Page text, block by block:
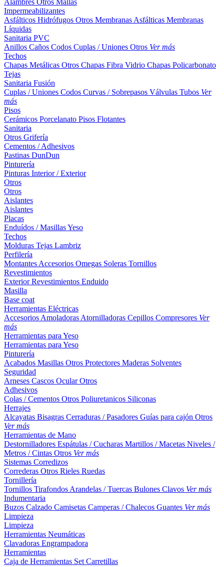
Alambres Otros Mallas
Impermeabilizantes
Asfálticos Hidrófugos Otros Membranas Asfálticas Membranas
Líquidas
Sanitaria PVC
Anillos Caños Codos Cuplas / Uniones Otros Ver más
Techos
Chapas Metálicas Otros Chapas Fibra Vidrio Chapas Policarbonato
Tejas
Sanitaria Fusión
Cuplas / Uniones Codos Curvas / Sobrepasos Válvulas Tubos Ver
más
Pisos
Cerámicos Porcelanato Pisos Flotantes
Sanitaria
Otros Grifería
Cementos / Adhesivos
Pastinas DunDun
Pinturería
Pinturas Interior / Exterior
Otros
Otros
Aislantes
Aislantes
Placas
Enduídos / MasillasYeso
Techos
Molduras Tejas Lambriz
Perfilería
Montantes Accesorios Omegas Soleras Tornillos
Revestimientos
ExteriorRevestimientos Enduido
Masilla
Base coat
Herramientas Eléctricas
Accesorios Amoladoras Atornilladoras Cepillos Compresores Ver
más
Herramientas para Yeso
Herramientas para Yeso
Pinturería
Acabados Masillas Otros Protectores Maderas Solventes
Seguridad
Arneses Cascos OcularOtros
Adhesivos
Colas / Cementos Otros Poliuretanicos Siliconas
Herrajes
Alcayatas Bisagras Cerraduras / Pasadores Guías para cajón Otros
Ver más
Herramientas de Mano
Destornilladores Espátulas / Cucharas Martillos / Macetas Niveles /
Metros / Cintas Otros Ver más
Sistemas Corredizos
Correderas Otros Rieles Ruedas
Tornillería
Tornillos Tirafondos Arandelas / Tuercas Bulones Clavos Ver más
Indumentaria
Buzos Calzado Camisetas Camperas / Chalecos Guantes Ver más
Limpieza
Limpieza
Herramientas Neumáticas
Clavadoras Engrampadora
Herramientas
Caja de Herramientas Set Carretillas